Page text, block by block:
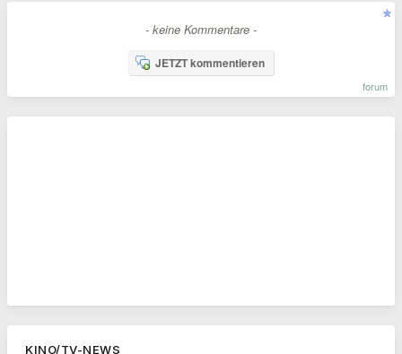
- keine Kommentare -
JETZT kommentieren
forum
KINO/TV-NEWS